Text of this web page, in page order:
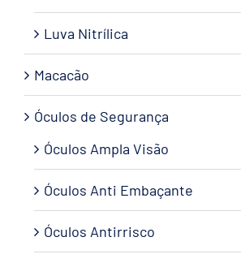
Luva Nitrílica
Macacão
Óculos de Segurança
Óculos Ampla Visão
Óculos Anti Embaçante
Óculos Antirrisco